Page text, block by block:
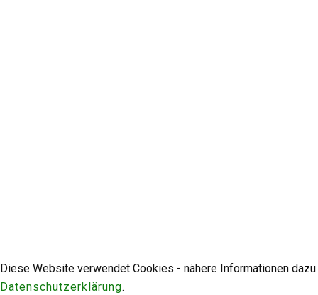
Diese Website verwendet Cookies - nähere Informationen
Datenschutzerklärung.